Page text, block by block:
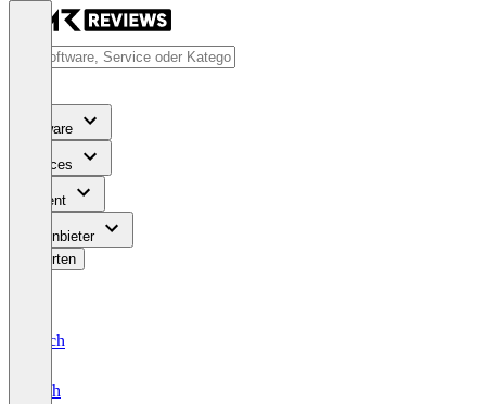
Software
Services
Content
Für Anbieter
Bewerten
Deutsch
English